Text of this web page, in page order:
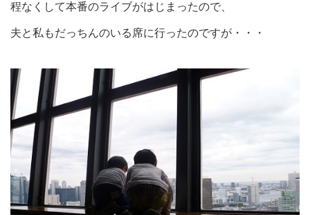
程なくして本番のライブがはじまったので、
夫と私もだっちんのいる席に行ったのですが・・・